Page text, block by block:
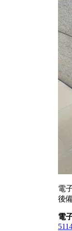
電
後
電